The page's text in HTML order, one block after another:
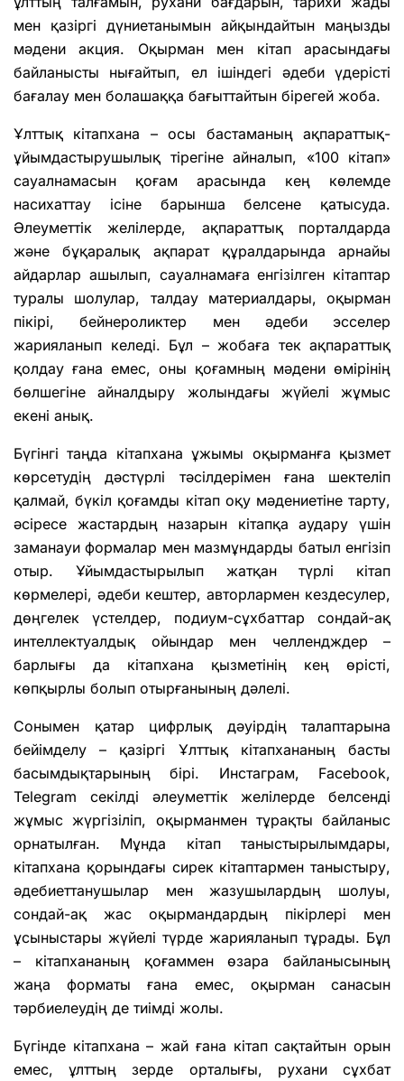
мен қазіргі дүниетанымын айқындайтын маңызды
мәдени акция. Оқырман мен кітап арасындағы
байланысты нығайтып, ел ішіндегі әдеби үдерісті
бағалау мен болашаққа бағыттайтын бірегей жоба.
Ұлттық кітапхана – осы бастаманың ақпараттық-
ұйымдастырушылық тірегіне айналып, «100 кітап»
сауалнамасын қоғам арасында кең көлемде
насихаттау ісіне барынша белсене қатысуда.
Әлеуметтік желілерде, ақпараттық порталдарда
және бұқаралық ақпарат құралдарында арнайы
айдарлар ашылып, сауалнамаға енгізілген кітаптар
туралы шолулар, талдау материалдары, оқырман
пікірі, бейнероликтер мен әдеби эсселер
жарияланып келеді. Бұл – жобаға тек ақпараттық
қолдау ғана емес, оны қоғамның мәдени өмірінің
бөлшегіне айналдыру жолындағы жүйелі жұмыс
екені анық.
Бүгінгі таңда кітапхана ұжымы оқырманға қызмет
көрсетудің дәстүрлі тәсілдерімен ғана шектеліп
қалмай, бүкіл қоғамды кітап оқу мәдениетіне тарту,
әсіресе жастардың назарын кітапқа аудару үшін
заманауи формалар мен мазмұндарды батыл енгізіп
отыр. Ұйымдастырылып жатқан түрлі кітап
көрмелері, әдеби кештер, авторлармен кездесулер,
дөңгелек үстелдер, подиум-сұхбаттар сондай-ақ
интеллектуалдық ойындар мен челлендждер –
барлығы да кітапхана қызметінің кең өрісті,
көпқырлы болып отырғанының дәлелі.
Сонымен қатар цифрлық дәуірдің талаптарына
бейімделу – қазіргі Ұлттық кітапхананың басты
басымдықтарының бірі. Инстаграм, Facebook,
Telegram секілді әлеуметтік желілерде белсенді
жұмыс жүргізіліп, оқырманмен тұрақты байланыс
орнатылған. Мұнда кітап таныстырылымдары,
кітапхана қорындағы сирек кітаптармен таныстыру,
әдебиеттанушылар мен жазушылардың шолуы,
сондай-ақ жас оқырмандардың пікірлері мен
ұсыныстары жүйелі түрде жарияланып тұрады. Бұл
– кітапхананың қоғаммен өзара байланысының
жаңа форматы ғана емес, оқырман санасын
тәрбиелеудің де тиімді жолы.
Бүгінде кітапхана – жай ғана кітап сақтайтын орын
емес, ұлттың зерде орталығы, рухани сұхбат